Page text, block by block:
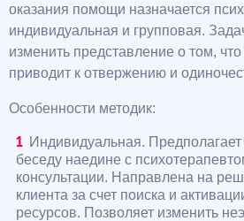
оказания помощи назначается
индивидуальная и групповая.
изменить представление о том,
приводит к отвержению и
Особенности методик:
Индивидуальная.
беседу наедине с
консультации. Направлена на
клиента за счет поиска и
ресурсов. Позволяет изменить